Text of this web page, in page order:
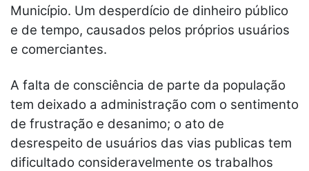
Município. Um desperdício de dinheiro público
e de tempo, causados pelos próprios usuários
e comerciantes.
A falta de consciência de parte da população
tem deixado a administração com o sentimento
de frustração e desanimo; o ato de
desrespeito de usuários das vias publicas tem
dificultado consideravelmente os trabalhos